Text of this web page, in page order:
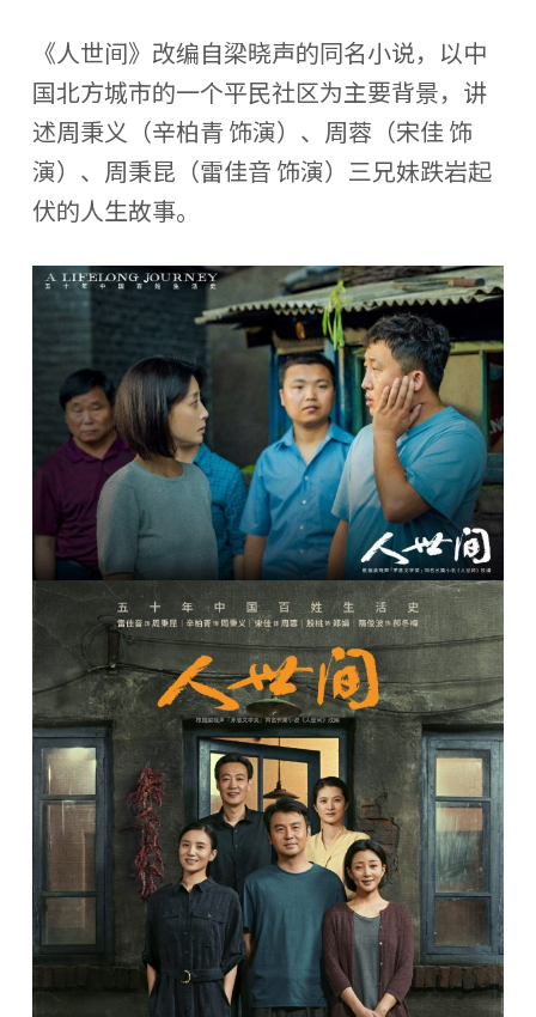
《人世间》改编自梁晓声的同名小说，以中
国北方城市的一个平民社区为主要背景，讲
述周秉义（辛柏青 饰演）、周蓉（宋佳 饰
演）、周秉昆（雷佳音 饰演）三兄妹跌岩起
伏的人生故事。